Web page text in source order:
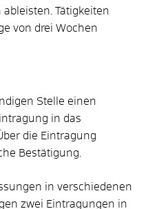
Tätigkeiten
von drei Wochen
Stelle einen
in das
die Eintragung
Bestätigung.
in verschiedenen
zwei Eintragungen in